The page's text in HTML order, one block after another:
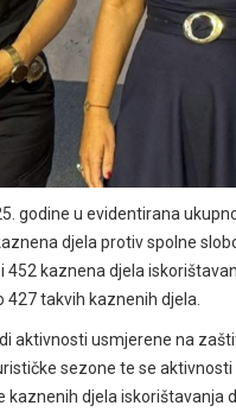
godine u evidentirana
djela protiv spolne
452 kaznena djela
takvih kaznenih djela.
aktivnosti usmjerene na
sezone te se
kaznenih djela iskorištavanja